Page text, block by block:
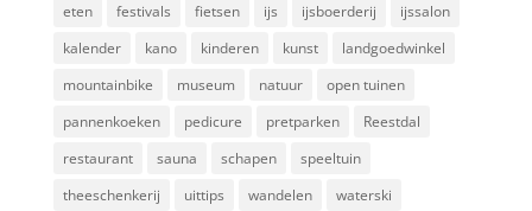
eten
festivals fietsen ijs ijsboerderij
ijssalon
kalender
kano kinderen kunst
landgoedwinkel
mountainbike
museum natuur
open tuinen
pannenkoeken
pedicure pretparken
Reestdal
restaurant
sauna schapen
speeltuin
theeschenkerij
uittips wandelen
waterski